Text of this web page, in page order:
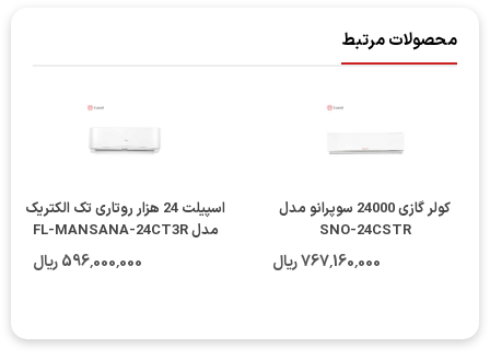
محصولات مرتبط
کولر گازی 24000 سوپرانو مدل
SNO-24CSTR
767٬160٬000 ریال
اسپيلت 24 هزار روتاری تک الکتريک
مدل FL-MANSANA-24CT3R
596٬000٬000 ریال